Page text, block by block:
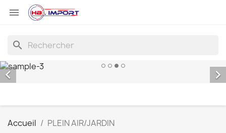

search
 
Accueil PLEIN AIR/JARDIN